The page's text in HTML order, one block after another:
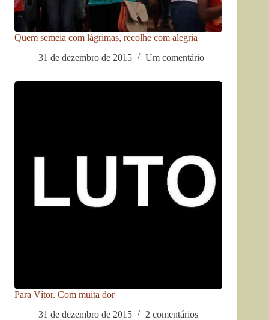
Quem semeia com lágrimas, recolhe com alegria
31 de dezembro de 2015
Um comentário
Para Vítor. Com muita dor
31 de dezembro de 2015
2 comentários